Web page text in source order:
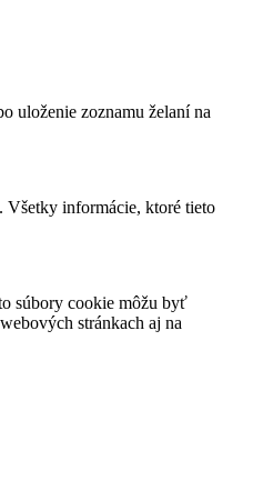
uloženie zoznamu želaní na
Všetky informácie, ktoré tieto
súbory cookie môžu byť
stránkach aj na